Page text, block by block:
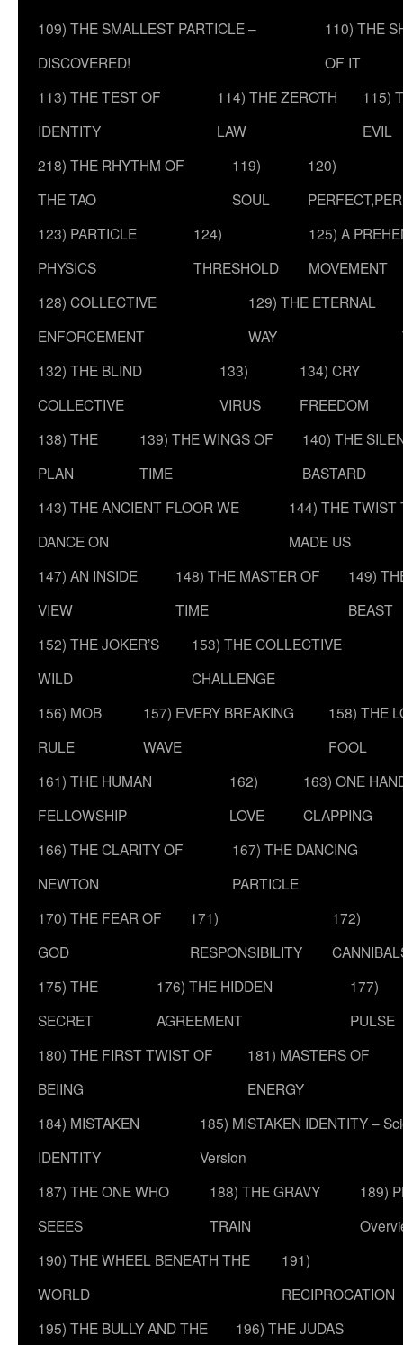
109) THE SMALLEST PARTICLE –
DISCOVERED!
110) THE
OF IT
113) THE TEST OF
IDENTITY
114) THE ZEROTH
LAW
115)
EVIL
218) THE RHYTHM OF
THE TAO
119)
SOUL
120)
123) PARTICLE
PHYSICS
124)
THRESHOLD
125) A
MOVEMENT
128) COLLECTIVE
ENFORCEMENT
129) THE ETERNAL
WAY
132) THE BLIND
COLLECTIVE
133)
VIRUS
134) CRY
FREEDOM
138) THE
PLAN
139) THE WINGS OF
TIME
140) THE
BASTARD
143) THE ANCIENT FLOOR WE
DANCE ON
144) THE TWIST
MADE US
147) AN INSIDE
VIEW
148) THE MASTER OF
TIME
149)
BEAST
152) THE JOKER’S
WILD
153) THE COLLECTIVE
CHALLENGE
156) MOB
RULE
157) EVERY BREAKING
WAVE
158) THE
FOOL
161) THE HUMAN
FELLOWSHIP
162)
LOVE
163) ONE
CLAPPING
166) THE CLARITY OF
NEWTON
167) THE DANCING
PARTICLE
170) THE FEAR OF
GOD
171)
RESPONSIBILITY
172)
175) THE
SECRET
176) THE HIDDEN
AGREEMENT
177)
PULSE
180) THE FIRST TWIST OF
BEIING
181) MASTERS OF
ENERGY
184) MISTAKEN
IDENTITY
185) MISTAKEN IDENTITY –
Version
187) THE ONE WHO
SEEES
188) THE GRAVY
TRAIN
189)
190) THE WHEEL BENEATH THE
WORLD
191)
RECIPROCATION
195) THE BULLY AND THE
196) THE JUDAS